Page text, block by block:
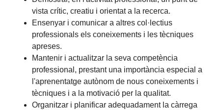
vista crític, creatiu i orientat a la recerca.
Ensenyar i comunicar a altres col·lectius
professionals els coneixements i les tècniques
apreses.
Mantenir i actualitzar la seva competència
professional, prestant una importància especial a
l'aprenentatge autònom de nous coneixements i
tècniques i a la motivació per la qualitat.
Organitzar i planificar adequadament la càrrega